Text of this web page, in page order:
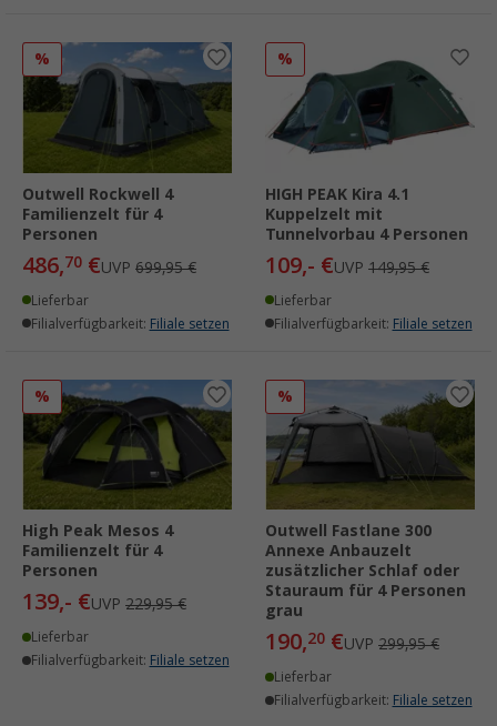
%
Outwell Rockwell 4
Familienzelt für 4
Personen
486,70 €UVP 699,95 €
Lieferbar
Filialverfügbarkeit: Filiale setzen
%
HIGH PEAK Kira 4.1
Kuppelzelt mit
Tunnelvorbau 4 Personen
109,- €UVP 149,95 €
Lieferbar
Filialverfügbarkeit: Filiale setzen
%
High Peak Mesos 4
Familienzelt für 4
Personen
139,- €UVP 229,95 €
Lieferbar
Filialverfügbarkeit: Filiale setzen
%
Outwell Fastlane 300
Annexe Anbauzelt
zusätzlicher Schlaf oder
Stauraum für 4 Personen
grau
190,20 €UVP 299,95 €
Lieferbar
Filialverfügbarkeit: Filiale setzen